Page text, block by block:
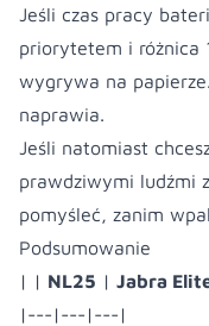
Jeśli czas pracy
priorytetem i różnica
wygrywa na
naprawia.
Jeśli natomiast
prawdziwymi ludźmi
pomyśleć, zanim
Podsumowanie
| | NL25 | Jabra
|---|---|---|